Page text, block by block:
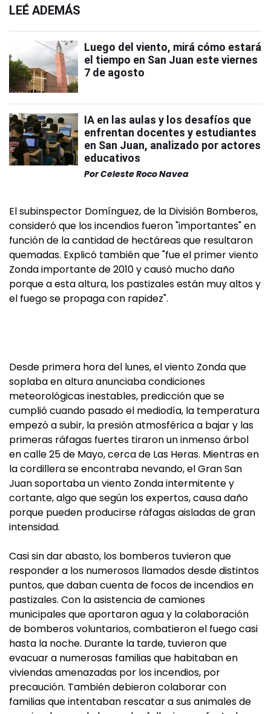
LEÉ ADEMÁS
Luego del viento, mirá cómo estará
el tiempo en San Juan este viernes
7 de agosto
IA en las aulas y los desafíos que
enfrentan docentes y estudiantes
en San Juan, analizado por actores
educativos
PorCeleste Roco Navea
El subinspector Domínguez, de la División Bomberos,
consideró que los incendios fueron "importantes" en
función de la cantidad de hectáreas que resultaron
quemadas. Explicó también que "fue el primer viento
Zonda importante de 2010 y causó mucho daño
porque a esta altura, los pastizales están muy altos y
el fuego se propaga con rapidez".
Desde primera hora del lunes, el viento Zonda que
soplaba en altura anunciaba condiciones
meteorológicas inestables, predicción que se
cumplió cuando pasado el mediodía, la temperatura
empezó a subir, la presión atmosférica a bajar y las
primeras ráfagas fuertes tiraron un inmenso árbol
en calle 25 de Mayo, cerca de Las Heras. Mientras en
la cordillera se encontraba nevando, el Gran San
Juan soportaba un viento Zonda intermitente y
cortante, algo que según los expertos, causa daño
porque pueden producirse ráfagas aisladas de gran
intensidad.
Casi sin dar abasto, los bomberos tuvieron que
responder a los numerosos llamados desde distintos
puntos, que daban cuenta de focos de incendios en
pastizales. Con la asistencia de camiones
municipales que aportaron agua y la colaboración
de bomberos voluntarios, combatieron el fuego casi
hasta la noche. Durante la tarde, tuvieron que
evacuar a numerosas familias que habitaban en
viviendas amenazadas por los incendios, por
precaución. También debieron colaborar con
familias que intentaban rescatar a sus animales de